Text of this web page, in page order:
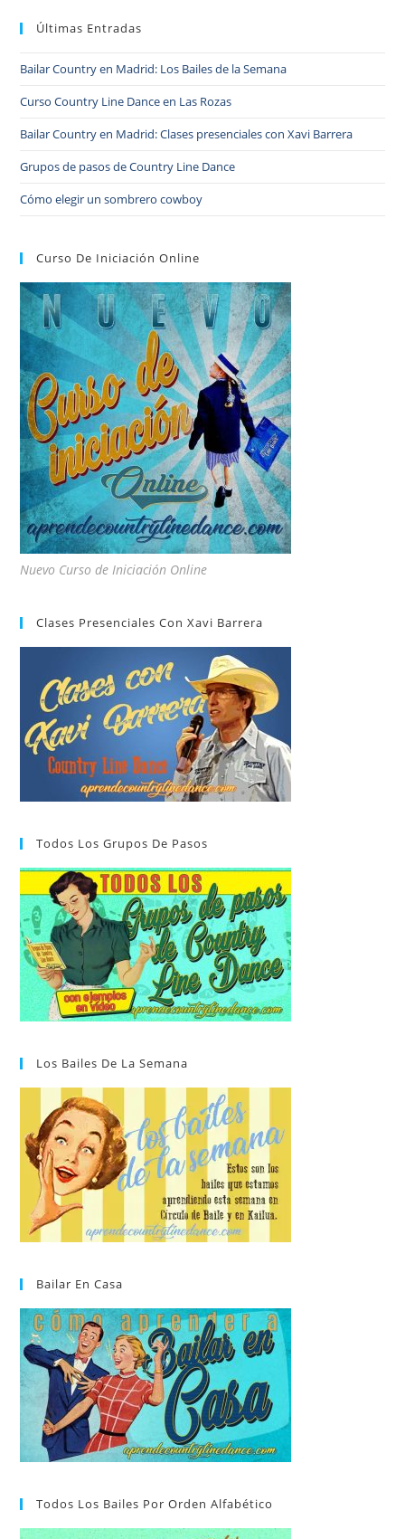
Últimas Entradas
Bailar Country en Madrid: Los Bailes de la Semana
Curso Country Line Dance en Las Rozas
Bailar Country en Madrid: Clases presenciales con Xavi Barrera
Grupos de pasos de Country Line Dance
Cómo elegir un sombrero cowboy
Curso De Iniciación Online
Nuevo Curso de Iniciación Online
Clases Presenciales Con Xavi Barrera
Todos Los Grupos De Pasos
Los Bailes De La Semana
Bailar En Casa
Todos Los Bailes Por Orden Alfabético